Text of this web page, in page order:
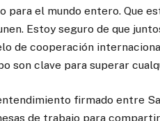
para el mundo entero. Que
Estoy seguro de que
de cooperación
son clave para superar
firmado entre
de trabajo para